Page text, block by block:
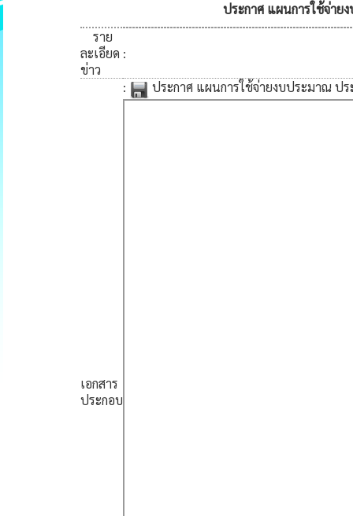
ประกาศ แผนการใช้จ่า
ราย
ละเอียด
ข่าว
:
เอกสาร
ประกอบ
: ประกาศ แผนการใช้จ่ายงบประมาณ